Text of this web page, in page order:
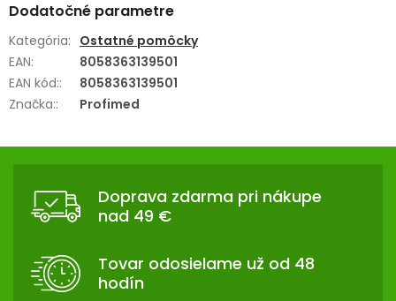
Dodatočné parametre
Kategória: Ostatné pomôcky
EAN:
8058363139501
EAN kód::
8058363139501
Značka:: Profimed
Z
Doprava zdarma pri nákupe
nad 49 €
Tovar odosielame už od 48
hodín